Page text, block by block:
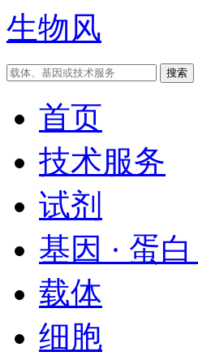
生物风
首页
技术服务
试剂
基因 · 蛋
载体
细胞